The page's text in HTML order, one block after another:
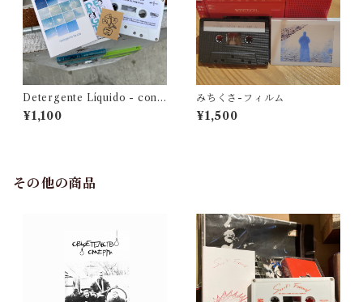
Detergente Líquido - cont
umacia en primavera
¥1,100
みちくさ-フィルム
¥1,500
その他の商品